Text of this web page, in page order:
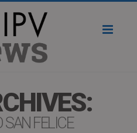
SAN FELICE